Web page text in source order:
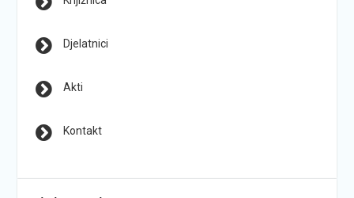
Djelatnici
Akti
Kontakt